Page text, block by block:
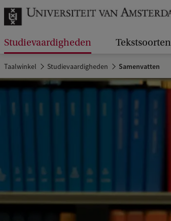
Studievaardigheden Tekstsoorten
Taalwinkel Studievaardigheden Samenvatten